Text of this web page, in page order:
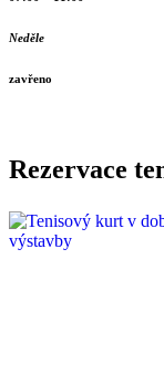
Neděle
zavřeno
Rezervace